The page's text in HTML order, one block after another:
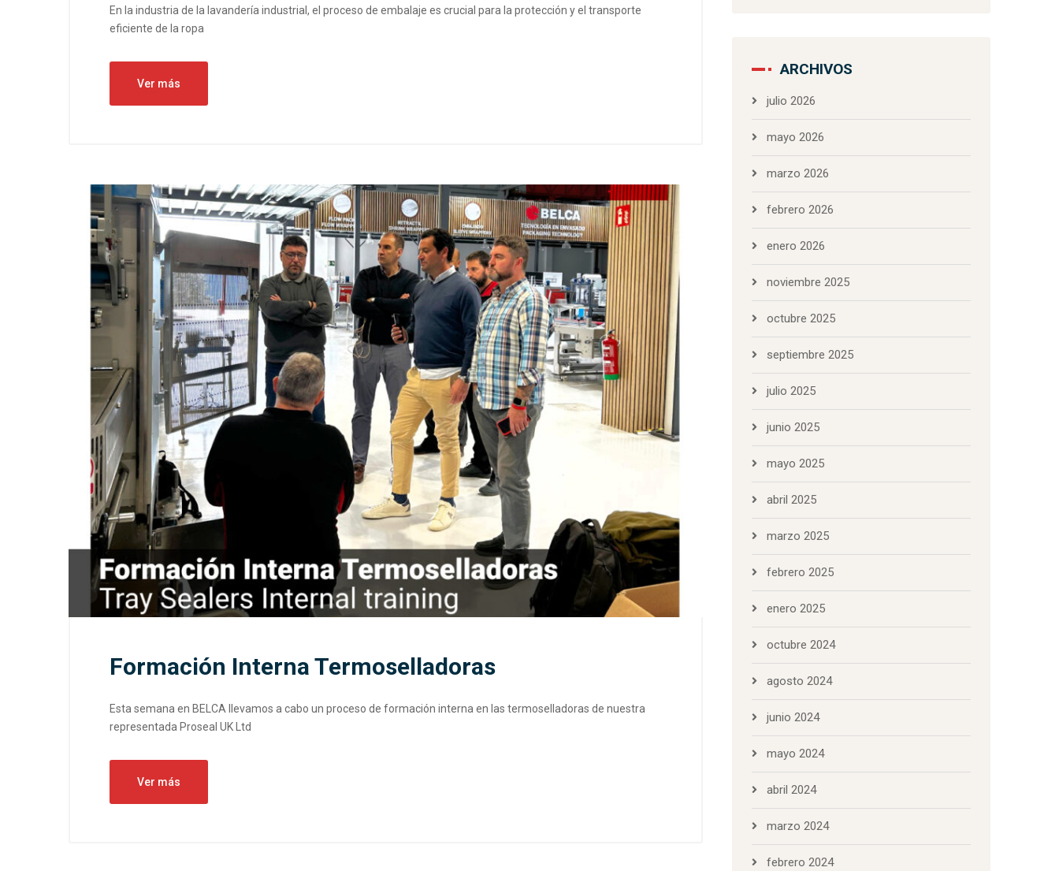
En la industria de la lavandería industrial, el proceso de embalaje es crucial para la protección y el transporte
eficiente de la ropa
Ver más
Formación Interna Termoselladoras
Esta semana en BELCA llevamos a cabo un proceso de formación interna en las termoselladoras de nuestra
representada Proseal UK Ltd
Ver más
ARCHIVOS
julio 2026
mayo 2026
marzo 2026
febrero 2026
enero 2026
noviembre 2025
octubre 2025
septiembre 2025
julio 2025
junio 2025
mayo 2025
abril 2025
marzo 2025
febrero 2025
enero 2025
octubre 2024
agosto 2024
junio 2024
mayo 2024
abril 2024
marzo 2024
febrero 2024